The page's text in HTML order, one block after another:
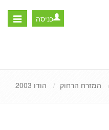
Toggle
כניסה
המזרח הרחוק הודו 2003